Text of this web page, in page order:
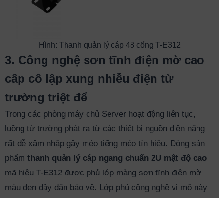
Hình: Thanh quản lý cáp 48 cổng T-E312
3. Công nghệ sơn tĩnh điện mờ cao
cấp cô lập xung nhiễu điện từ
trường triệt để
Trong các phòng máy chủ Server hoạt động liên tục,
luồng từ trường phát ra từ các thiết bị nguồn điện năng
rất dễ xâm nhập gây méo tiếng méo tín hiệu. Dòng sản
phẩm thanh quản lý cáp ngang chuẩn 2U mật độ cao
mã hiệu T-E312 được phủ lớp màng sơn tĩnh điện mờ
màu đen dầy dặn bảo vệ. Lớp phủ công nghệ vi mô này